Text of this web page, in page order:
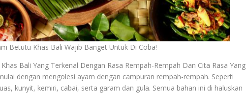
Betutu Khas Bali Wajib Banget Untuk Di Coba!
Bali Yang Terkenal Dengan Rasa Rempah-Rempah Dan Cita Rasa Yang
dengan mengolesi ayam dengan campuran rempah-rempah. Seperti
kunyit, kemiri, cabai, serta garam dan gula. Semua bahan ini di haluskan